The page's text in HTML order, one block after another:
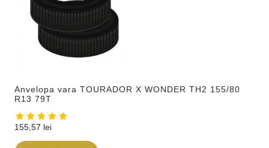
Anvelopa vara TOURADOR X WONDER TH2 155/80
R13 79T
155,57 lei